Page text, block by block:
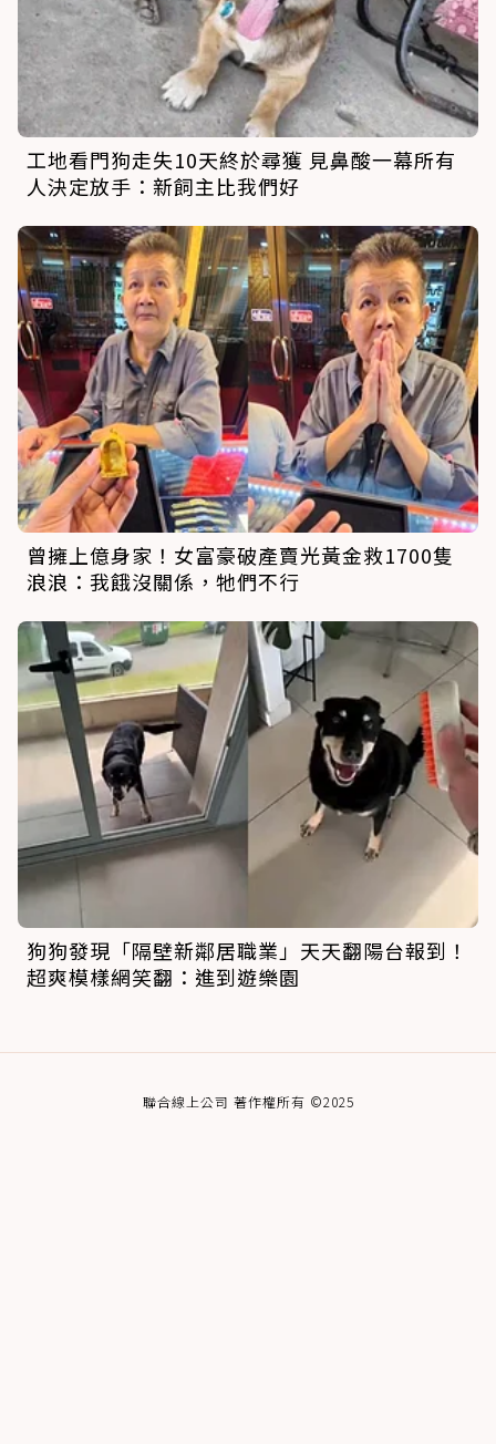
工地看門狗走失10天終於尋獲 見鼻酸一幕所有
人決定放手：新飼主比我們好
曾擁上億身家！女富豪破產賣光黃金救1700隻
浪浪：我餓沒關係，牠們不行
狗狗發現「隔壁新鄰居職業」天天翻陽台報到！
超爽模樣網笑翻：進到遊樂園
聯合線上公司 著作權所有 ©2025